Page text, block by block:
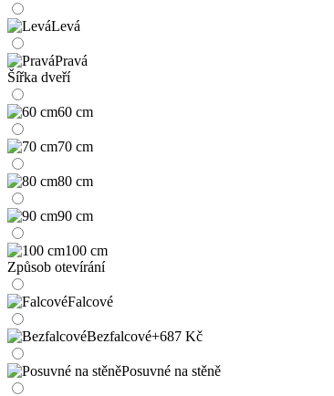
Levá
Pravá
Šířka dveří
60 cm
70 cm
80 cm
90 cm
100 cm
Způsob otevírání
Falcové
Bezfalcové+687 Kč
Posuvné na stěně